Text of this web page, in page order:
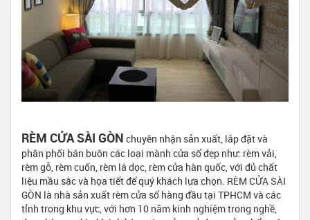
RÈM CỬA SÀI GÒN chuyên nhận sản xuất, lắp đặt và
phân phối bán buôn các loại mành cửa sổ đẹp như: rèm vải,
rèm gỗ, rèm cuốn, rèm lá dọc, rèm cửa hàn quốc, với đủ chất
liệu mầu sắc và họa tiết để quý khách lựa chọn. RÈM CỬA SÀI
GÒN là nhà sản xuất rèm cửa sổ hàng đầu tại TPHCM và các
tỉnh trong khu vực, với hơn 10 năm kinh nghiệm trong nghề,